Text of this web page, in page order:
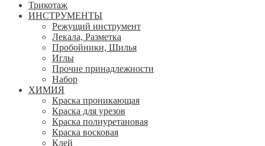
Трикотаж
ИНСТРУМЕНТЫ
Режущий инструмент
Лекала, Разметка
Пробойники, Шилья
Иглы
Прочие принадлежности
Набор
ХИМИЯ
Краска проникающая
Краска для урезов
Краска полиуретановая
Краска восковая
Клей